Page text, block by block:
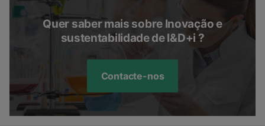
Quer saber mais sobre Inovação e
sustentabilidade de I&D+i ?
Contacte-nos